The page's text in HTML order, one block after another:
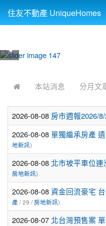
住友不動產 UniqueHomes
本站消息 分月文
2026-08-08 房市週報2026/
2026-08-08 單獨繼承房產
地新訊)
2026-08-08 北市坡平車位連
房地新訊)
2026-08-08資金回流豪宅
產 / 29 / 房地新訊)
2026-08-07 北台灣預售案